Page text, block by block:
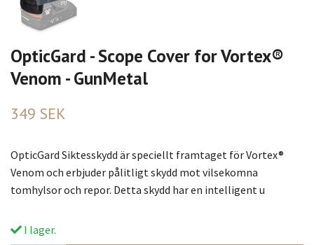
OpticGard - Scope Cover for Vortex®
Venom - GunMetal
349 SEK
OpticGard Siktesskydd är speciellt framtaget för Vortex®
Venom och erbjuder pålitligt skydd mot vilsekomna
tomhylsor och repor. Detta skydd har en intelligent u
I lager.